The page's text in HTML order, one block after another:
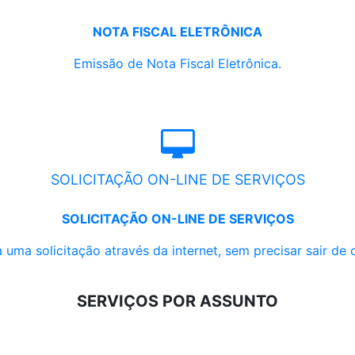
NOTA FISCAL ELETRÔNICA
Emissão de Nota Fiscal Eletrônica.
SOLICITAÇÃO ON-LINE DE SERVIÇOS
SOLICITAÇÃO ON-LINE DE SERVIÇOS
uma solicitação através da internet, sem precisar sair de
SERVIÇOS POR ASSUNTO